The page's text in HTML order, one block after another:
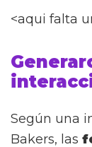
<aqui falta
Según una
Bakers, las